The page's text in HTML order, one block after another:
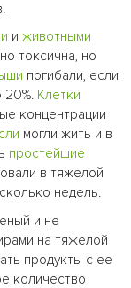
и животными
токсична, но
погибали, если
Клетки
концентрации
могли жить и в
простейшие
в тяжелой
недель.
и не
на тяжелой
продукты с ее
количество